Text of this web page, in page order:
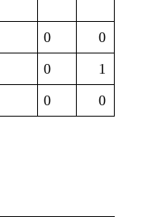
0 0
0 1
0 0